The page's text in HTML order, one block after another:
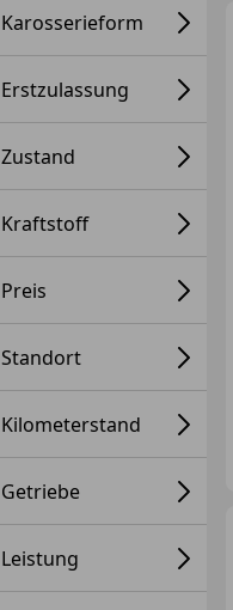
Karosserieform
Erstzulassung
Zustand
Kraftstoff
Preis
Standort
Kilometerstand
Getriebe
Leistung